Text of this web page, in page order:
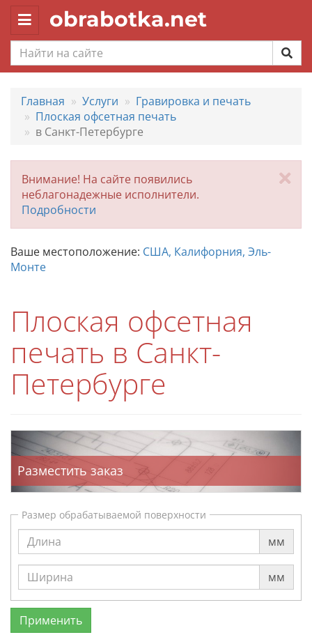
Toggle
navigation
obrabotka.net
Главная Услуги
Гравировка и печать
Плоская офсетная печать
в Санкт-Петербурге
Внимание! На сайте появились
неблагонадежные исполнители.
Подробности
Ваше местоположение: США, Калифорния, Эль-
Монте
Плоская офсетная
печать в Санкт-
Петербурге
Разместить заказ
Размер обрабатываемой поверхности
мм
мм